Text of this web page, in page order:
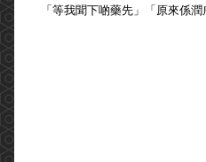
「等我聞下啲藥先」「原來係潤